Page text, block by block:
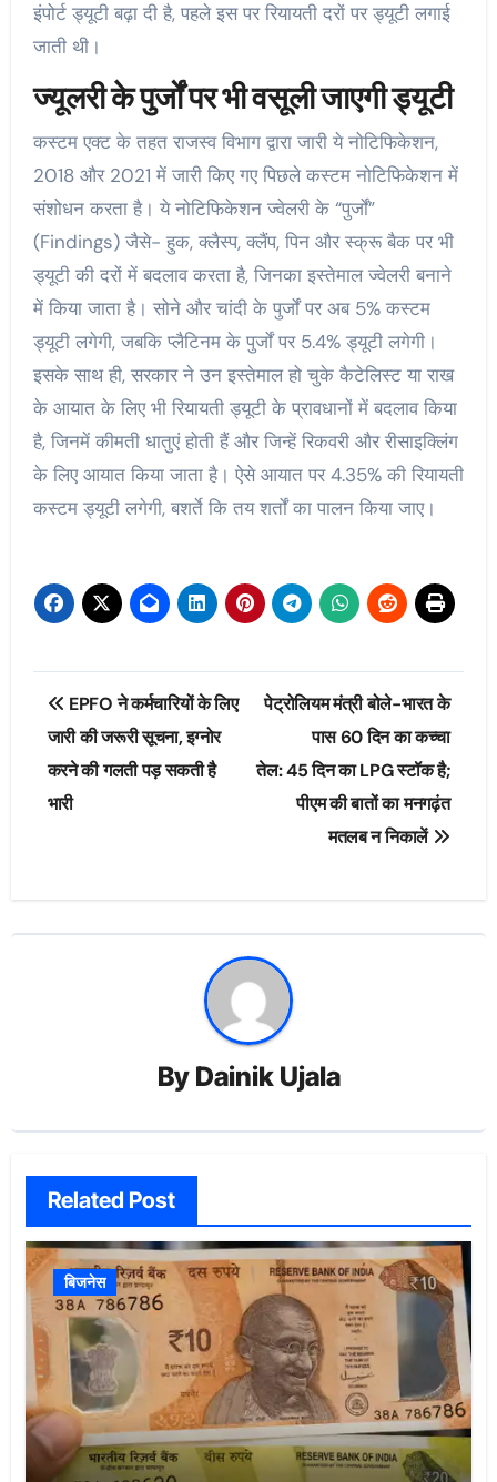
इंपोर्ट ड्यूटी बढ़ा दी है, पहले इस पर रियायती दरों पर ड्यूटी लगाई
जाती थी।
ज्यूलरी के पुर्जों पर भी वसूली जाएगी ड्यूटी
कस्टम एक्ट के तहत राजस्व विभाग द्वारा जारी ये नोटिफिकेशन,
2018 और 2021 में जारी किए गए पिछले कस्टम नोटिफिकेशन में
संशोधन करता है। ये नोटिफिकेशन ज्वेलरी के “पुर्जों”
(Findings) जैसे- हुक, क्लैस्प, क्लैंप, पिन और स्क्रू बैक पर भी
ड्यूटी की दरों में बदलाव करता है, जिनका इस्तेमाल ज्वेलरी बनाने
में किया जाता है। सोने और चांदी के पुर्जों पर अब 5% कस्टम
ड्यूटी लगेगी, जबकि प्लैटिनम के पुर्जों पर 5.4% ड्यूटी लगेगी।
इसके साथ ही, सरकार ने उन इस्तेमाल हो चुके कैटेलिस्ट या राख
के आयात के लिए भी रियायती ड्यूटी के प्रावधानों में बदलाव किया
है, जिनमें कीमती धातुएं होती हैं और जिन्हें रिकवरी और रीसाइक्लिंग
के लिए आयात किया जाता है। ऐसे आयात पर 4.35% की रियायती
कस्टम ड्यूटी लगेगी, बशर्ते कि तय शर्तों का पालन किया जाए।
Post
navigation
EPFO ने कर्मचारियों के लिए
जारी की जरूरी सूचना, इग्नोर
करने की गलती पड़ सकती है
भारी
पेट्रोलियम मंत्री बोले-भारत के
पास 60 दिन का कच्चा
तेल: 45 दिन का LPG स्टॉक है;
पीएम की बातों का मनगढ़ंत
मतलब न निकालें
By Dainik Ujala
Related Post
बिजनेस